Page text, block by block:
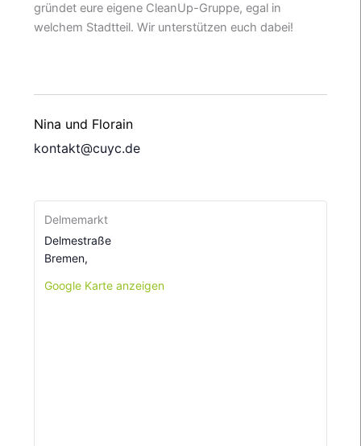
gründet eure eigene CleanUp-Gruppe, egal in
welchem Stadtteil. Wir unterstützen euch dabei!
Nina und Florain
kontakt@cuyc.de
Delmemarkt
Delmestraße
Bremen,
Google Karte anzeigen